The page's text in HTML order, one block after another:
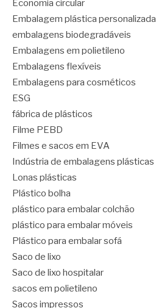
Economia circular
Embalagem plástica personalizada
embalagens biodegradáveis
Embalagens em polietileno
Embalagens flexíveis
Embalagens para cosméticos
ESG
fábrica de plásticos
Filme PEBD
Filmes e sacos em EVA
Indústria de embalagens plásticas
Lonas plásticas
Plástico bolha
plástico para embalar colchão
plástico para embalar móveis
Plástico para embalar sofá
Saco de lixo
Saco de lixo hospitalar
sacos em polietileno
Sacos impressos